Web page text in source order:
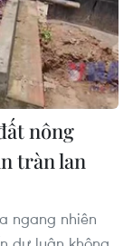
nông
tràn lan
ngang nhiên